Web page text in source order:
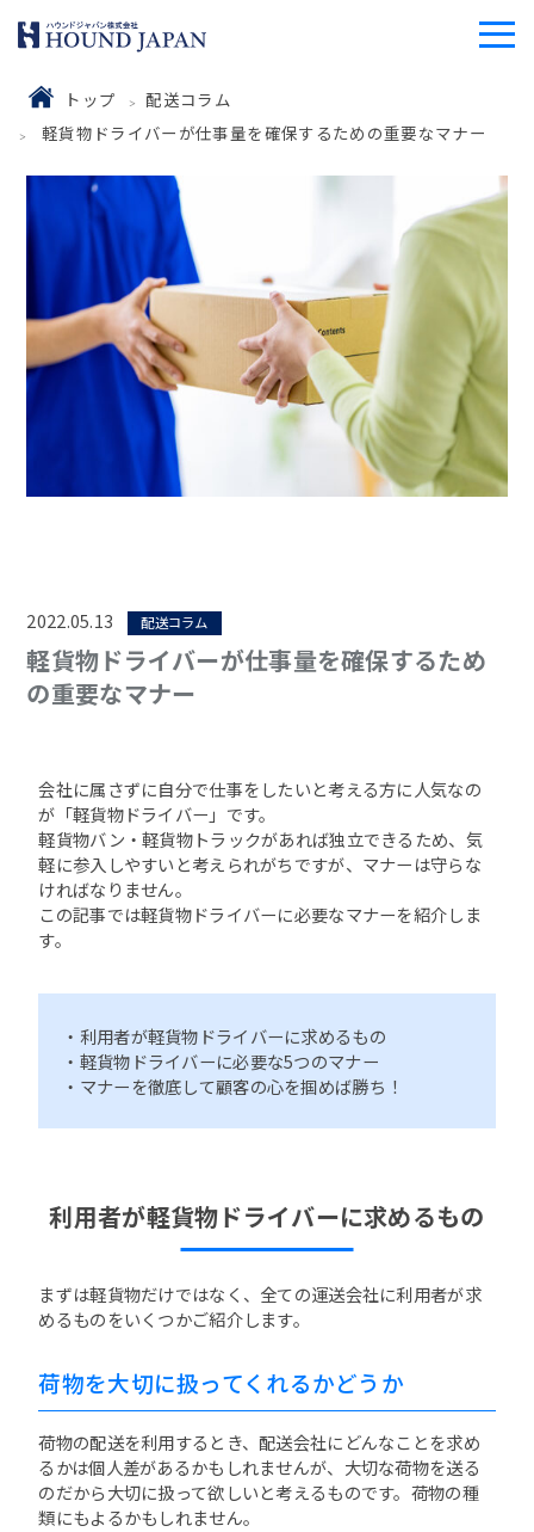
トップ
配送コラム
軽貨物ドライバーが仕事量を確保するための重要なマナー
2022.05.13 配送コラム
軽貨物ドライバーが仕事量を確保するため
の重要なマナー
会社に属さずに自分で仕事をしたいと考える方に人気なの
が「軽貨物ドライバー」です。
軽貨物バン・軽貨物トラックがあれば独立できるため、気
軽に参入しやすいと考えられがちですが、マナーは守らな
ければなりません。
この記事では軽貨物ドライバーに必要なマナーを紹介しま
す。
・利用者が軽貨物ドライバーに求めるもの
・軽貨物ドライバーに必要な5つのマナー
・マナーを徹底して顧客の心を掴めば勝ち！
利用者が軽貨物ドライバーに求めるもの
まずは軽貨物だけではなく、全ての運送会社に利用者が求
めるものをいくつかご紹介します。
荷物を大切に扱ってくれるかどうか
荷物の配送を利用するとき、配送会社にどんなことを求め
るかは個人差があるかもしれませんが、大切な荷物を送る
のだから大切に扱って欲しいと考えるものです。荷物の種
類にもよるかもしれません。